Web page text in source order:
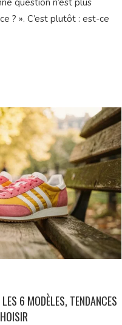
? ». C’est plutôt : est-ce
6 MODÈLES, TENDANCES